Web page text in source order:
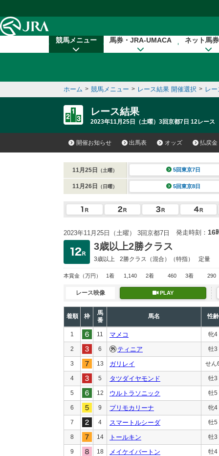
競馬メニュー 馬券・JRA-UMACA ネット馬
ホーム > 競馬メニュー > レース結果 開催選択 > レ
レース結果
2023年11月25日（土曜）3回京都7日 12レース
開催お知らせ 出馬表 オッズ 払戻金
11月25日 （土曜） 5回東京7日
11月26日 （日曜） 5回東京8日
2023年11月25日（土曜） 3回京都7日 発走時刻： 16
3歳以上2勝クラス
3歳以上 2勝クラス （混合）（特指） 定量
本賞金 （万円） 1着 1,140 2着 460 3着 290
レース映像 PLAY
着順 枠
馬
番
馬名 性齢
1 11 マメコ 牝4
2 6 ティニア 牡3
3 13 ガリレイ せん
4 5 タツダイヤモンド 牡3
5 12 ウルトラソニック 牡5
6 9 プリモカリーナ 牝4
7 4 スマートルシーダ 牡5
8 14 トールキン 牡3
9 18 メイケイバートン 牡4